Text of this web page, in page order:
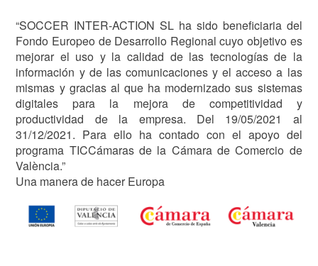
“SOCCER INTER-ACTION SL ha sido beneficiaria del
Fondo Europeo de Desarrollo Regional cuyo objetivo es
mejorar el uso y la calidad de las tecnologías de la
información y de las comunicaciones y el acceso a las
mismas y gracias al que ha modernizado sus sistemas
digitales para la mejora de competitividad y
productividad de la empresa. Del 19/05/2021 al
31/12/2021. Para ello ha contado con el apoyo del
programa TICCámaras de la Cámara de Comercio de
València.”
Una manera de hacer Europa
Image